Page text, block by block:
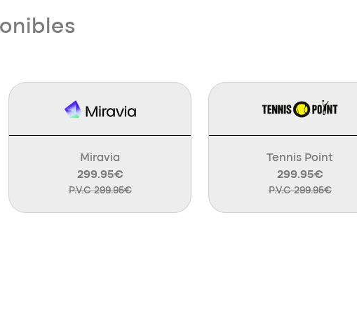
Miravia
299.95€
P.V.C 299.95€
Tennis Point
299.95€
P.V.C 299.95€